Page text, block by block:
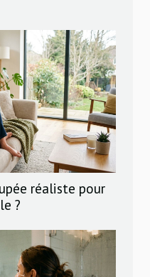
réaliste pour
?